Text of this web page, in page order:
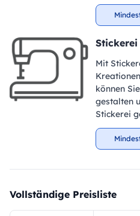
Stickerei
Mit
können
gestalten
Stickerei
Vollständige Preisliste